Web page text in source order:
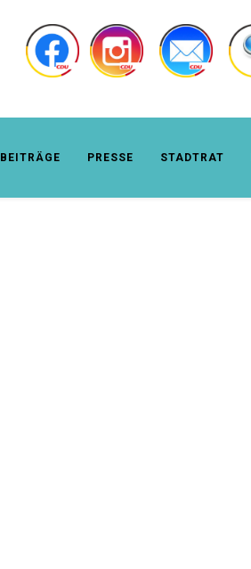
BEITRÄGE PRESSE STADTRAT